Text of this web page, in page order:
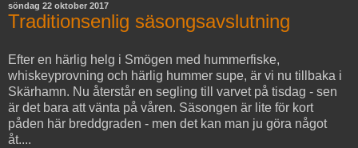
söndag 22 oktober 2017
Traditionsenlig säsongsavslutning
Efter en härlig helg i Smögen med hummerfiske,
whiskeyprovning och härlig hummer supe, är vi nu tillbaka i
Skärhamn. Nu återstår en segling till varvet på tisdag - sen
är det bara att vänta på våren. Säsongen är lite för kort
påden här breddgraden - men det kan man ju göra något
åt....